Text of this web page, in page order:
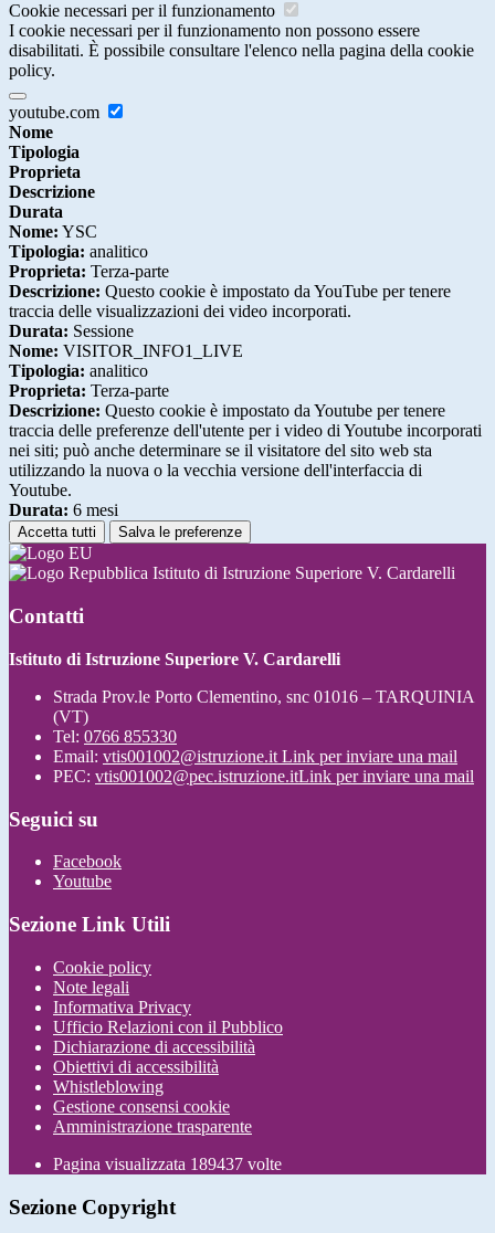
Cookie necessari per il funzionamento
I cookie necessari per il funzionamento non possono essere
disabilitati. È possibile consultare l'elenco nella pagina della cookie
policy.
youtube.com
Nome
Tipologia
Proprieta
Descrizione
Durata
Nome: YSC
Tipologia: analitico
Proprieta: Terza-parte
Descrizione: Questo cookie è impostato da YouTube per tenere
traccia delle visualizzazioni dei video incorporati.
Durata: Sessione
Nome: VISITOR_INFO1_LIVE
Tipologia: analitico
Proprieta: Terza-parte
Descrizione: Questo cookie è impostato da Youtube per tenere
traccia delle preferenze dell'utente per i video di Youtube incorporati
nei siti; può anche determinare se il visitatore del sito web sta
utilizzando la nuova o la vecchia versione dell'interfaccia di
Youtube.
Durata: 6 mesi
Accetta tutti Salva le preferenze
Istituto di Istruzione Superiore V. Cardarelli
Contatti
Istituto di Istruzione Superiore V. Cardarelli
Strada Prov.le Porto Clementino, snc 01016 – TARQUINIA
(VT)
Tel: 0766 855330
Email: vtis001002@istruzione.it Link per inviare una mail
PEC: vtis001002@pec.istruzione.itLink per inviare una mail
Seguici su
Facebook
Youtube
Sezione Link Utili
Cookie policy
Note legali
Informativa Privacy
Ufficio Relazioni con il Pubblico
Dichiarazione di accessibilità
Obiettivi di accessibilità
Whistleblowing
Gestione consensi cookie
Amministrazione trasparente
Pagina visualizzata 189437 volte
Sezione Copyright